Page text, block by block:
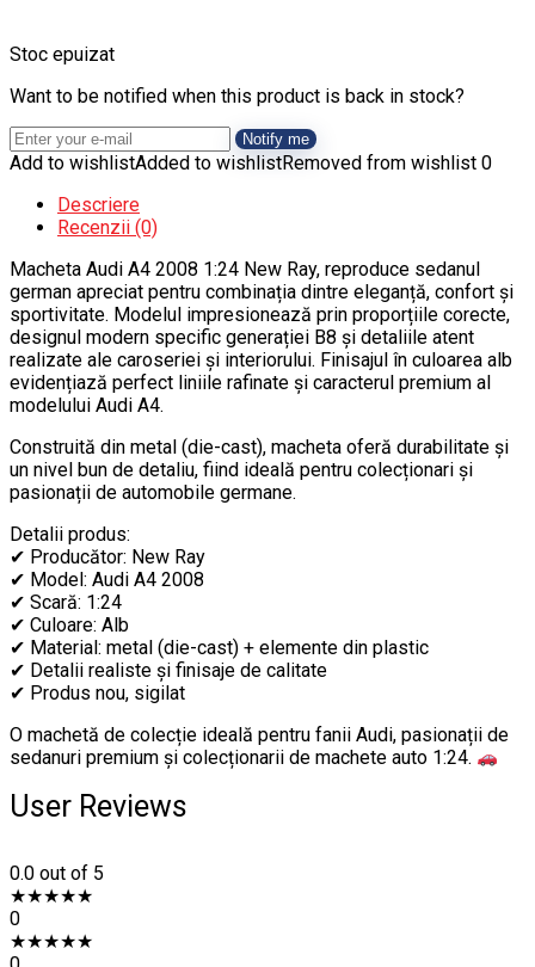
Stoc epuizat
Want to be notified when this product is back in stock?
Notify me
Add to wishlistAdded to wishlistRemoved from wishlist 0
Descriere
Recenzii (0)
Macheta Audi A4 2008 1:24 New Ray, reproduce sedanul
german apreciat pentru combinația dintre eleganță, confort și
sportivitate. Modelul impresionează prin proporțiile corecte,
designul modern specific generației B8 și detaliile atent
realizate ale caroseriei și interiorului. Finisajul în culoarea alb
evidențiază perfect liniile rafinate și caracterul premium al
modelului Audi A4.
Construită din metal (die-cast), macheta oferă durabilitate și
un nivel bun de detaliu, fiind ideală pentru colecționari și
pasionații de automobile germane.
Detalii produs:
✔ Producător: New Ray
✔ Model: Audi A4 2008
✔ Scară: 1:24
✔ Culoare: Alb
✔ Material: metal (die-cast) + elemente din plastic
✔ Detalii realiste și finisaje de calitate
✔ Produs nou, sigilat
O machetă de colecție ideală pentru fanii Audi, pasionații de
sedanuri premium și colecționarii de machete auto 1:24.
User Reviews
0.0 out of 5
★★★★★
0
★★★★★